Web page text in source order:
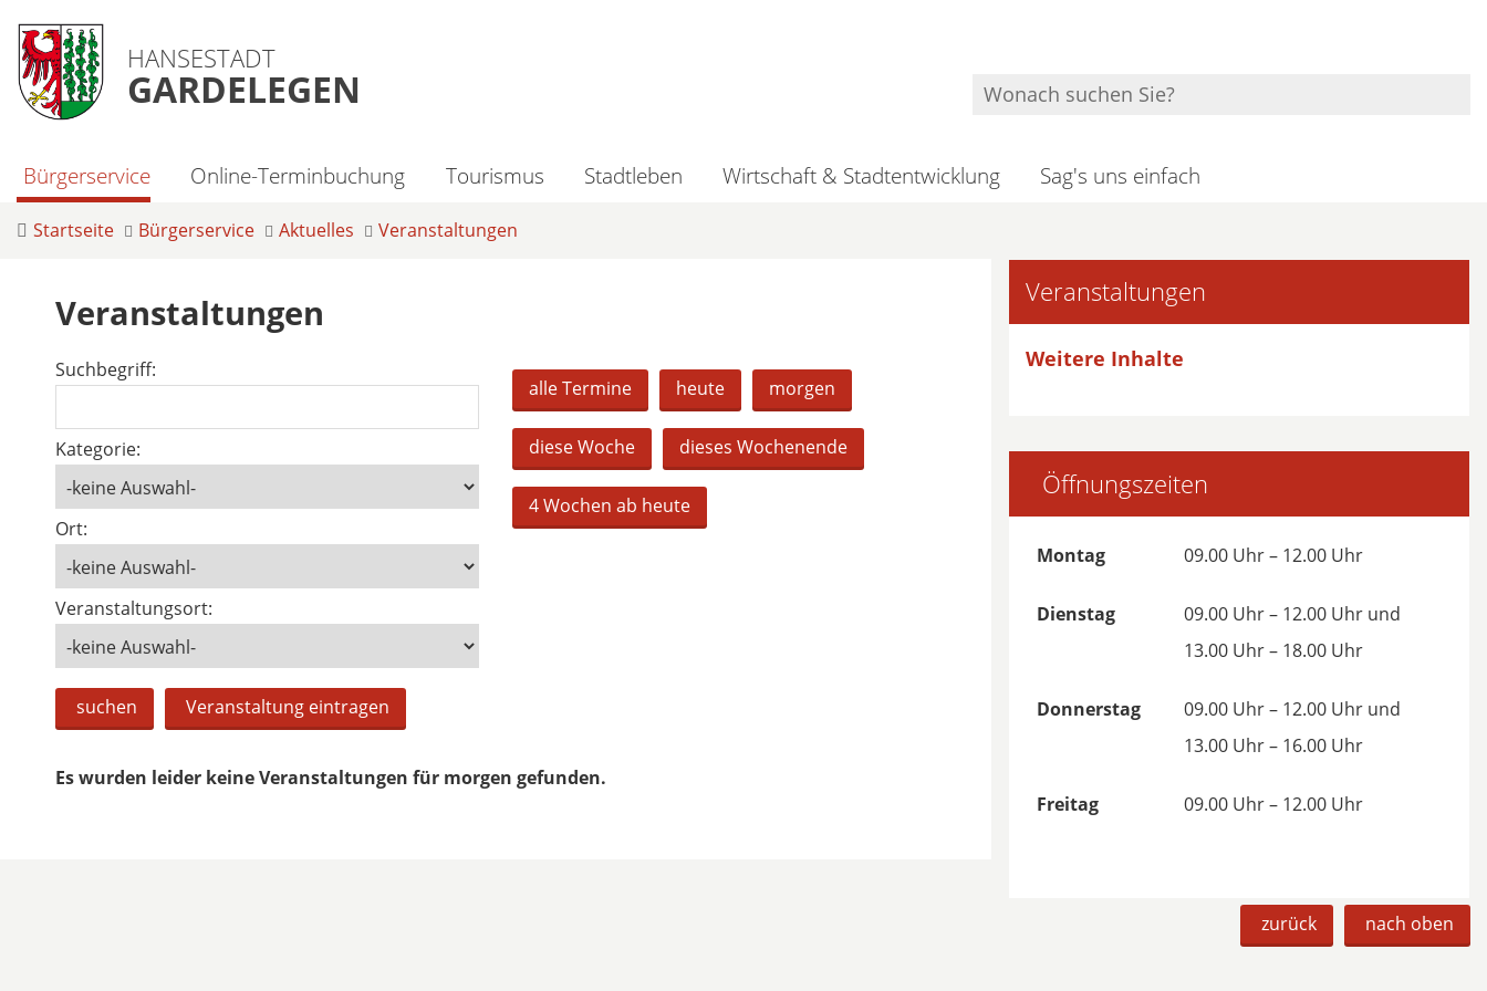
HANSESTADT
GARDELEGEN
Bürgerservice Online-Terminbuchung Tourismus Stadtleben Wirtschaft & Stadtentwicklung Sag's uns einfach
Startseite Bürgerservice Aktuelles Veranstaltungen
Veranstaltungen
Suchbegriff:
Kategorie:
Ort:
Veranstaltungsort:
suchen Veranstaltung eintragen
alle Termine heute morgen
diese Woche dieses Wochenende
4 Wochen ab heute
Es wurden leider keine Veranstaltungen für morgen gefunden.
Veranstaltungen
Weitere Inhalte
Öffnungszeiten
Montag 09.00 Uhr – 12.00 Uhr
Dienstag
09.00 Uhr – 12.00 Uhr und
13.00 Uhr – 18.00 Uhr
Donnerstag
09.00 Uhr – 12.00 Uhr und
13.00 Uhr – 16.00 Uhr
Freitag 09.00 Uhr – 12.00 Uhr
zurück nach oben